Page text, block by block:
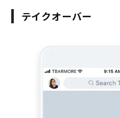
テイクオーバー